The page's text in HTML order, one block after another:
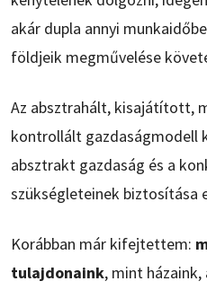
akár dupla annyi
földjeik megművelése
Az absztrahált, kisajátított,
kontrollált gazdaságmodell
absztrakt gazdaság és a
szükségleteinek biztosítása
Korábban már kifejtettem:
tulajdonaink, mint